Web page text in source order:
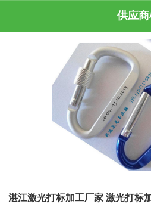
供应
湛江激光打标加工厂家 激光打标